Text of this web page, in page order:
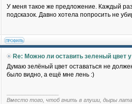
У меня такое же предложение. Каждый
подсказок. Давно хотела попросить не
Re: Можно ли оставить зеленый цвет
Думаю зелёный цвет оставаться не
было видно, а ещё мне лень :)
Вместо того, чтоб гнить в глуши, дыры